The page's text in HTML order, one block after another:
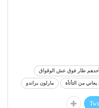
أحدهم طار فوق عش الوقواق
من التأتأة مارلون براندو